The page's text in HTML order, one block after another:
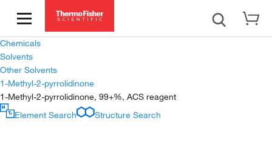
Chemicals
Solvents
Other Solvents
1-Methyl-2-pyrrolidinone
1-Methyl-2-pyrrolidinone, 99+%, ACS reagent
Element Search
Structure Search